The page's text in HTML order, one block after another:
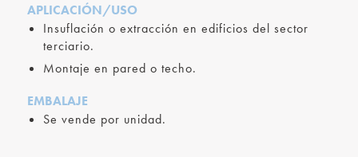
APLICACIÓN/USO
Insuflación o extracción en edificios del sector
terciario.
Montaje en pared o techo.
EMBALAJE
Se vende por unidad.